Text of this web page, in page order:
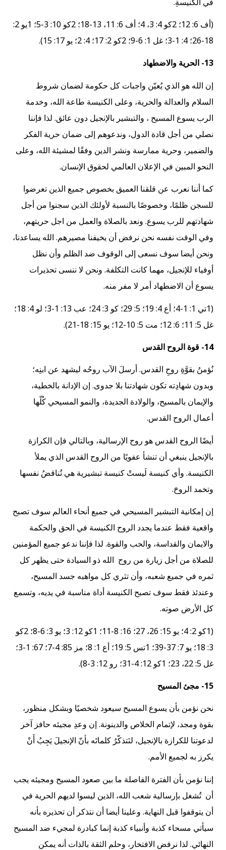
(أف 6: 12؛ 2كو 4: 3، 4؛ أف 6: 11، 13-18؛ 2كو 10: 3-5؛ 1يو 2:
18-26؛ 4: 1-3؛ غل 1: 6-9؛ 2كو 2: 17؛ 4: 2؛ يو 17: 15).
13- الحرية والاضطهاد
إن الله هو الذي يُعيّن واجبات كل حكومة لضمان شروط
السلام والعدالة والحرية، وعلى الكنيسة طاعة الله، وخدمة
الرب يسوع المسيح ، والتبشير بالإنجيل دون عائق. لذا فإننا
نصلي من أجل قادة الدول، وندعوهم إلى ضمان حرية الفكر
والضمير، وحرية ممارسة ونشر الدين وفقًا لمشيئة الله، وعلى
النحو المبين في الإعلان العالمي لحقوق الإنسان.
كما أننا نعرب عن قلقنا العميق بخصوص جميع الذين تعرضوا
للسجن ظلمًا، وخصوصًا بالنسبة لأولئك الذين سجنوا من أجل
شهادتهم للرب يسوع. ونعد بالصلاة والعمل من اجل حريتهم،
وفي الوقت نفسه نحن نرفض أن يخيفنا مصيرهم. الله يساعدنا،
ونحن أيضا سوف نسعى إلى الوقوف ضد الظلم وأن نظل
أوفياء للإنجيل، مهما كانت التكلفة. ونحن لا ننسى تحذيرات
يسوع أن الاضطهاد أمر لا مفر منه.
(1تي 1: 1-4؛ أع 4: 19؛ 5: 29؛ كو 3: 24؛ عب 13: 1-3؛ لو 4: 18؛
غل 5: 11؛ 6: 12؛ مت 5: 10-12؛ يو 15: 18-21).
14- قوة الروح القدس
نُؤمنُ بقوَّةِ روحِ القدس. أرسلَ الآب روحُه ليشهد عن ابنِه؛
وبدون شهادِته تكون شهادتنا بلا جدوى. إن الإدانة بالخطية،
والإيمان بالمسيح، والولادة الجديدة، والنمو المسيحي كُلّها
أعمال الروح القدس.
أيضًا الروح القدس هو روح الإرسالية، وبالتالي فإن الكرازة
بالإنجيل ينبغي أن تنشأ عفويًا من الروح القدس الذي يملأ
الكنيسة. وأي كنيسة لَيستْ كنيسة تبشيرية هي تُناقضُ نفسها
وتخمد الروحَ.
إن إمكانية التبشير المسيحي في جميع أنحاء العالم سوف تصبح
واقعية فقط عندما يجدد الروح الكنيسة في الحق والحكمة
والايمان والقداسة، والحب والقوة. لذا فإننا ندعو جميع المؤمنين
للصلاة من أجل زيارة من روح الله ذو السيادة حتى يظهر كل
ثمره في جميع شعبه، وأن تثري كل مواهبه جسد المسيح،
وعندئذ فقط سوف تصبح الكنيسة أداة مناسبة في يديه، وتسمع
كل الأرض صوته.
(1كو 2: 4؛ يو 15: 26، 27؛ 16: 8-11؛ 1كو 12: 3؛ يو 3: 6-8؛ 2كو
3: 18؛ يو 7: 37-39؛ 1تس 5: 19؛ أع 1: 8؛ مز 85: 4-7؛ 67: 1-3؛
غل 5: 22، 23؛ 1كو 12: 4-31؛ رو 12: 3-8).
15- مجئ المسيح
نحن نؤمن بأن يسوع المسيح سيعود شخصيًا وبشكل منظور،
بقوة ومجد، لإتمام الخلاص والدينونة. إن وعدِ مجيئه حافز آخر
لدعوتنا للكرازة بالإنجيل، لنَتذكّرُ كلماتَه بأنّ الإنجيلَ يَجِبُ أَنْ
يكرز به لجميع الأمم.
إننا نؤمن بأن الفترة الفاصلة ما بين صعود المسيح ومجيئه يجب
أن تُشغل بإرسالية شعب الله، الذين ليسوا لديهم الحرية في
أن يتوقفوا قبل النهاية. وعلينا أيضا أن نتذكر أن تحذيره بأنه
سيأتي مسحاء كذبة وأنبياء كذبة إنما كبادرة لمجيء ضد المسيح
النهائي. لذا نرفض الافتخار، وحلم الثقة بالذات أنه يمكن